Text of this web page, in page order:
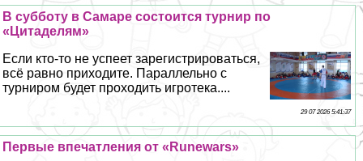
В субботу в Самаре состоится турнир по
«Цитаделям»
Если кто-то не успеет зарегистрироваться,
всё равно приходите. Параллельно с
турниром будет проходить игротека....
29 07 2026 5:41:37
Первые впечатления от «Runewars»